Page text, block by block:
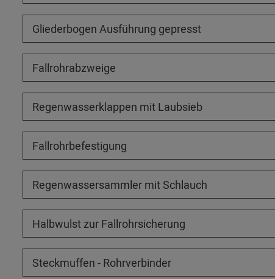
Gliederbogen Ausführung gepresst
Fallrohrabzweige
Regenwasserklappen mit Laubsieb
Fallrohrbefestigung
Regenwassersammler mit Schlauch
Halbwulst zur Fallrohrsicherung
Steckmuffen - Rohrverbinder